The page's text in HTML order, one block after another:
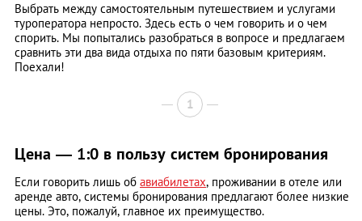
Выбрать между самостоятельным путешествием и услугами
туроператора непросто. Здесь есть о чем говорить и о чем
спорить. Мы попытались разобраться в вопросе и предлагаем
сравнить эти два вида отдыха по пяти базовым критериям.
Поехали!
1
Цена — 1:0 в пользу систем бронирования
Если говорить лишь об авиабилетах, проживании в отеле или
аренде авто, системы бронирования предлагают более низкие
цены. Это, пожалуй, главное их преимущество.